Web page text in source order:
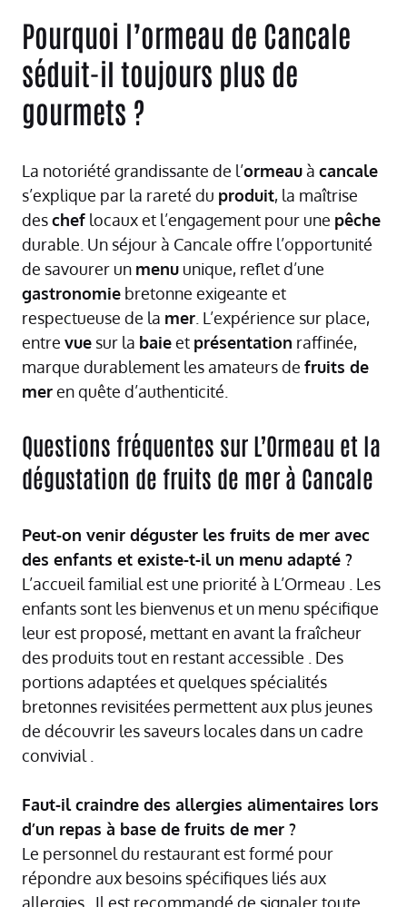
Pourquoi l’ormeau de Cancale
séduit-il toujours plus de
gourmets ?
La notoriété grandissante de l’ormeauà cancale
s’explique par la rareté du produit, la maîtrise
deschef locaux et l’engagement pour une pêche
durable. Un séjour à Cancale offre l’opportunité
de savourer un menu unique, reflet d’une
gastronomie bretonne exigeante et
respectueuse de la mer . L’expérience sur place,
entre vue sur la baieet présentation raffinée,
marque durablement les amateurs de fruits de
meren quête d’authenticité.
Questions fréquentes sur L’Ormeau et la
dégustation de fruits de mer à Cancale
Peut-on venir déguster les fruits de mer avec
des enfants et existe-t-il un menu adapté ?
L’accueil familial est une priorité à L’Ormeau . Les
enfants sont les bienvenus et un menu spécifique
leur est proposé, mettant en avant la fraîcheur
des produits tout en restant accessible . Des
portions adaptées et quelques spécialités
bretonnes revisitées permettent aux plus jeunes
de découvrir les saveurs locales dans un cadre
convivial .
Faut-il craindre des allergies alimentaires lors
d’un repas à base de fruits de mer ?
Le personnel du restaurant est formé pour
répondre aux besoins spécifiques liés aux
allergies . Il est recommandé de signaler toute